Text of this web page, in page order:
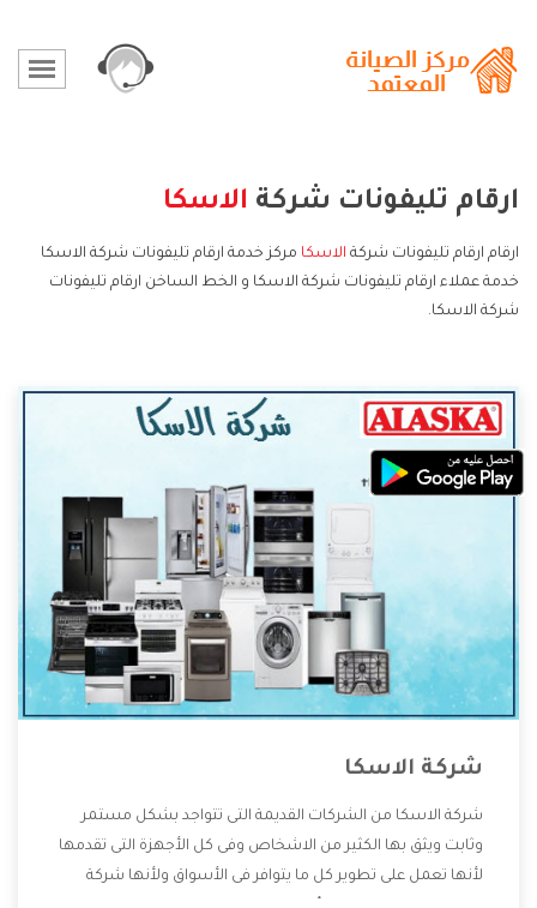
ارقام تليفونات شركة الاسكا
ارقام ارقام تليفونات شركة الاسكا مركز خدمة ارقام تليفونات شركة الاسكا
خدمة عملاء ارقام تليفونات شركة الاسكا و الخط الساخن ارقام تليفونات
شركة الاسكا.
شركة الاسكا
شركة الاسكا من الشركات القديمة التى تتواجد بشكل مستمر
وثابت ويثق بها الكثير من الاشخاص وفى كل الأجهزة التى تقدمها
لأنها تعمل على تطوير كل ما يتوافر فى الأسواق ولأنها شركة